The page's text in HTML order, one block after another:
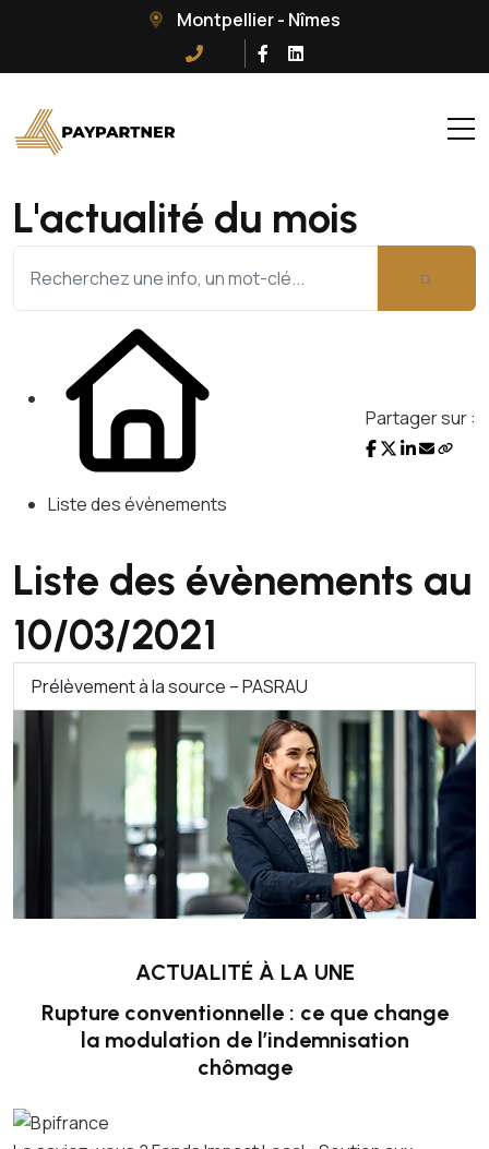
Montpellier - Nîmes
L'actualité du mois
Liste des évènements
Partager sur :
Liste des évènements au
10/03/2021
Prélèvement à la source – PASRAU
ACTUALITÉ À LA UNE
Rupture conventionnelle : ce que change
la modulation de l’indemnisation
chômage